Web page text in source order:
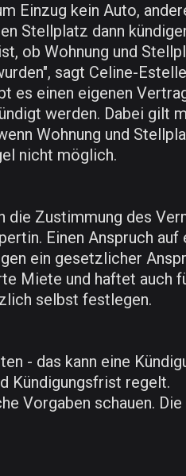
Einzug kein Auto,
Stellplatz dann
ob Wohnung und
sagt Celine-
es einen eigenen
werden. Dabei gilt
Wohnung und
nicht möglich.
Zustimmung des
Einen Anspruch
ein gesetzlicher
Miete und haftet auch
selbst festlegen.
- das kann eine
Kündigungsfrist regelt.
Vorgaben schauen.